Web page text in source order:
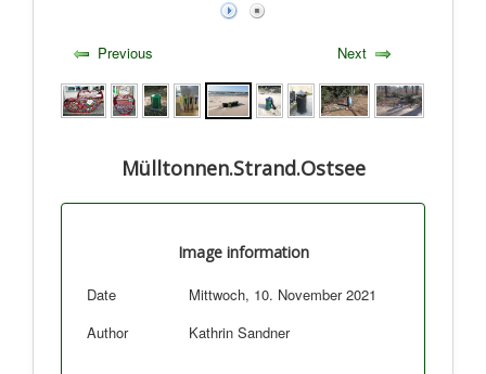
Previous Next
Mülltonnen.Strand.Ostsee
Image information
Date
Mittwoch, 10. November 2021
Author
Kathrin Sandner